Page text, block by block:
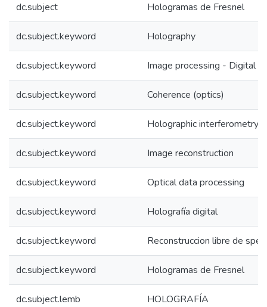
dc.subject Hologramas de Fresnel
dc.subject.keyword Holography
dc.subject.keyword Image processing - Digital
dc.subject.keyword Coherence (optics)
dc.subject.keyword Holographic interferometry
dc.subject.keyword Image reconstruction
dc.subject.keyword Optical data processing
dc.subject.keyword Holografía digital
dc.subject.keyword Reconstruccion libre de
dc.subject.keyword Hologramas de Fresnel
dc.subject.lemb HOLOGRAFÍA